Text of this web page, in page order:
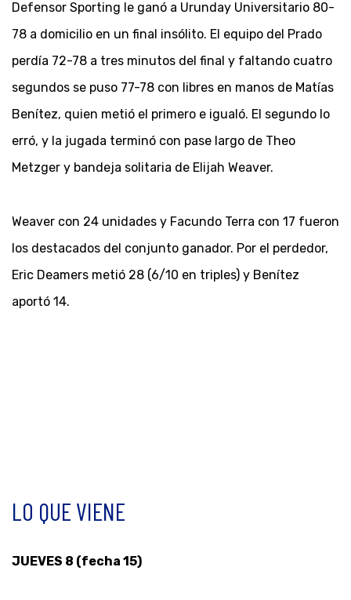
Defensor Sporting le ganó a Urunday Universitario 80-
78 a domicilio en un final insólito. El equipo del Prado
perdía 72-78 a tres minutos del final y faltando cuatro
segundos se puso 77-78 con libres en manos de Matías
Benítez, quien metió el primero e igualó. El segundo lo
erró, y la jugada terminó con pase largo de Theo
Metzger y bandeja solitaria de Elijah Weaver.
Weaver con 24 unidades y Facundo Terra con 17 fueron
los destacados del conjunto ganador. Por el perdedor,
Eric Deamers metió 28 (6/10 en triples) y Benítez
aportó 14.
LO QUE VIENE
JUEVES 8 (fecha 15)